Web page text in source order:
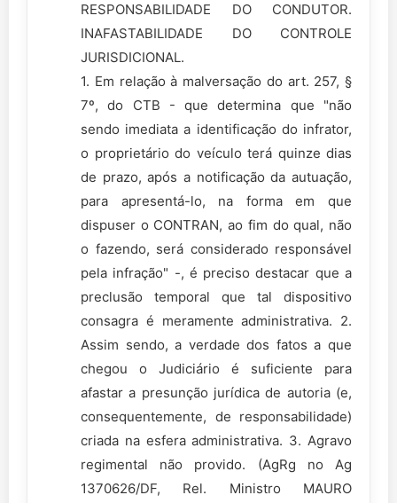
RESPONSABILIDADE DO CONDUTOR.
INAFASTABILIDADE DO CONTROLE
JURISDICIONAL.
1. Em relação à malversação do art. 257, §
7º, do CTB - que determina que "não
sendo imediata a identificação do infrator,
o proprietário do veículo terá quinze dias
de prazo, após a notificação da autuação,
para apresentá-lo, na forma em que
dispuser o CONTRAN, ao fim do qual, não
o fazendo, será considerado responsável
pela infração" -, é preciso destacar que a
preclusão temporal que tal dispositivo
consagra é meramente administrativa. 2.
Assim sendo, a verdade dos fatos a que
chegou o Judiciário é suficiente para
afastar a presunção jurídica de autoria (e,
consequentemente, de responsabilidade)
criada na esfera administrativa. 3. Agravo
regimental não provido. (AgRg no Ag
1370626/DF, Rel. Ministro MAURO